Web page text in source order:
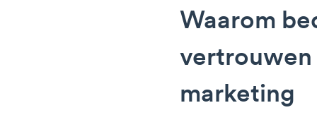
Waarom
vertrouwen
marketing